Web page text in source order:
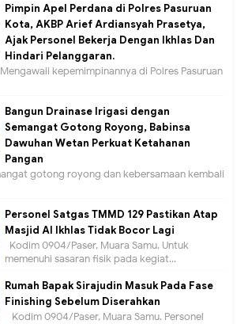
Pimpin Apel Perdana di Polres Pasuruan
Kota, AKBP Arief Ardiansyah Prasetya,
Ajak Personel Bekerja Dengan Ikhlas Dan
Hindari Pelanggaran.
kepemimpinannya di Polres Pasuruan
Bangun Drainase Irigasi dengan
Semangat Gotong Royong, Babinsa
Dawuhan Wetan Perkuat Ketahanan
Pangan
gotong royong dan kebersamaan kembali
Personel Satgas TMMD 129 Pastikan Atap
Masjid Al Ikhlas Tidak Bocor Lagi
Kodim 0904/Paser, Muara Samu. Untuk
memenuhi sasaran fisik pada kegiat...
Rumah Bapak Sirajudin Masuk Pada Fase
Finishing Sebelum Diserahkan
Kodim 0904/Paser, Muara Samu. Personel